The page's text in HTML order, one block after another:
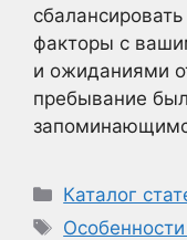
факторы с
и ожиданиями
пребывание
Рубрики
Каталог
Метки